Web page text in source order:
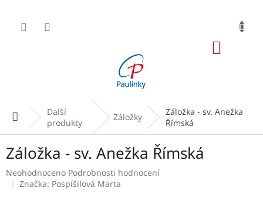
obsah
Domů Další
produkty
Záložky
Záložka - sv. Anežka
Římská
Záložka - sv. Anežka Římská
Průměrné
hodnocení
Neohodnoceno Podrobnosti hodnocení
Značka: Pospíšilová Marta